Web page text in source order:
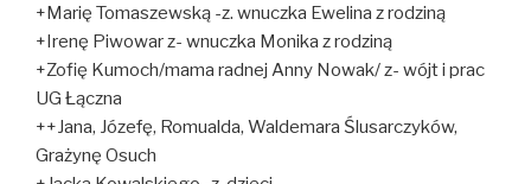
+Marię Tomaszewską -z. wnuczka Ewelina z rodziną
+Irenę Piwowar z- wnuczka Monika z rodziną
+Zofię Kumoch/mama radnej Anny Nowak/ z- wójt i prac
UG Łączna
++Jana, Józefę, Romualda, Waldemara Ślusarczyków,
Grażynę Osuch